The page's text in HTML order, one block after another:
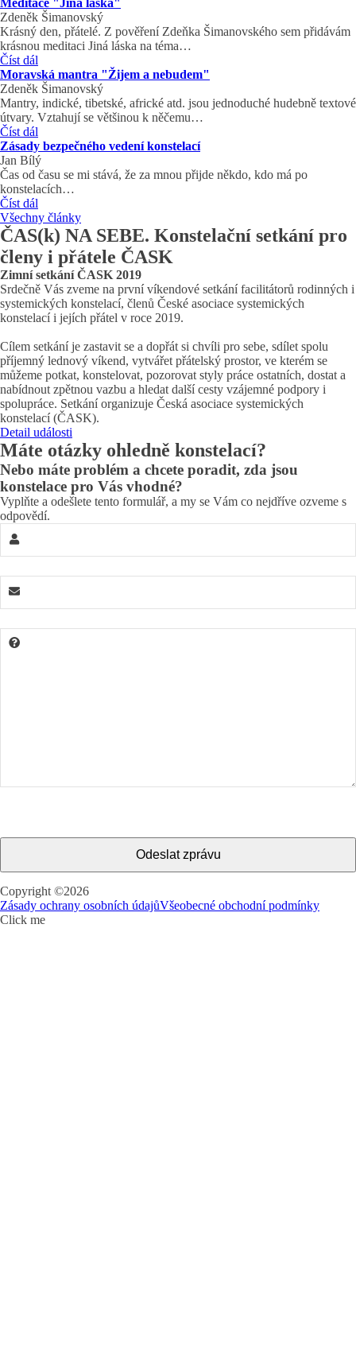
Meditace "Jiná láska"
Zdeněk Šimanovský
Krásný den, přátelé. Z pověření Zdeňka Šimanovského sem přidávám
krásnou meditaci Jiná láska na téma…
Číst dál
Moravská mantra "Žijem a nebudem"
Zdeněk Šimanovský
Mantry, indické, tibetské, africké atd. jsou jednoduché hudebně textové
útvary. Vztahují se většinou k něčemu…
Číst dál
Zásady bezpečného vedení konstelací
Jan Bílý
Čas od času se mi stává, že za mnou přijde někdo, kdo má po
konstelacích…
Číst dál
Všechny články
ČAS(k) NA SEBE. Konstelační setkání pro
členy i přátele ČASK
Zimní setkání ČASK 2019
Srdečně Vás zveme na první víkendové setkání facilitátorů rodinných i
systemických konstelací, členů České asociace systemických
konstelací i jejích přátel v roce 2019.
Cílem setkání je zastavit se a dopřát si chvíli pro sebe, sdílet spolu
příjemný lednový víkend, vytvářet přátelský prostor, ve kterém se
můžeme potkat, konstelovat, pozorovat styly práce ostatních, dostat a
nabídnout zpětnou vazbu a hledat další cesty vzájemné podpory i
spolupráce. Setkání organizuje Česká asociace systemických
konstelací (ČASK).
Detail události
Máte otázky ohledně konstelací?
Nebo máte problém a chcete poradit, zda jsou
konstelace pro Vás vhodné?
Vyplňte a odešlete tento formulář, a my se Vám co nejdříve ozveme s
odpovědí.
Odeslat zprávu
This
field
should
Copyright ©2026
Zásady ochrany osobních údajůVšeobecné obchodní podmínky
Click me